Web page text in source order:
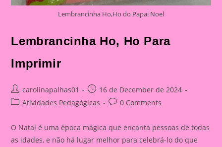
Lembrancinha Ho,Ho do Papai Noel
Lembrancinha Ho, Ho Para
Imprimir
Post
author:
carolinapalhas01
Post
published:
16 de December de 2024
PostAtividades Pedagógicas
Post0 Comments
O Natal é uma época mágica que encanta pessoas de todas
as idades, e não há lugar melhor para celebrá-lo do que